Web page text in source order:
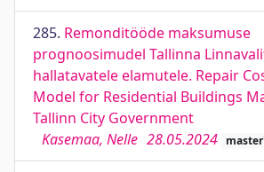
285. Remonditööde maksumuse
prognoosimudel Tallinna
hallatavatele elamutele. Repair
Model for Residential Buildings
Tallinn City Government
Kasemaa, Nelle 28.05.2024